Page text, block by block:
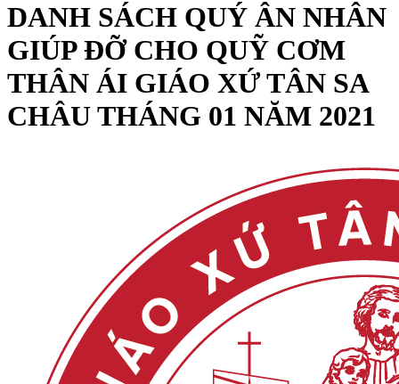
DANH SÁCH QUÝ ÂN NHÂN
GIÚP ĐỠ CHO QUỸ CƠM
THÂN ÁI GIÁO XỨ TÂN SA
CHÂU THÁNG 01 NĂM 2021